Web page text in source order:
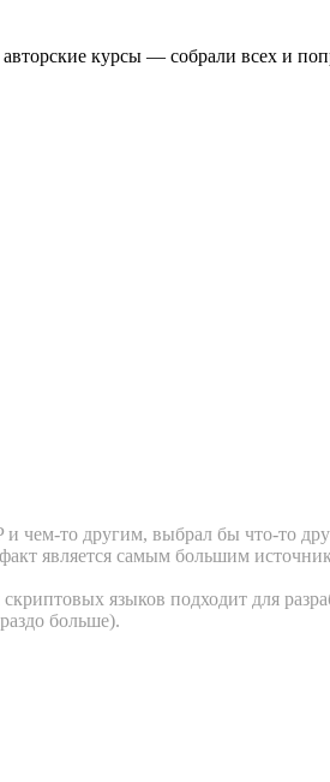
курсы — собрали всех и
чем-то другим, выбрал бы что-то
является самым большим
языков подходит для
больше).